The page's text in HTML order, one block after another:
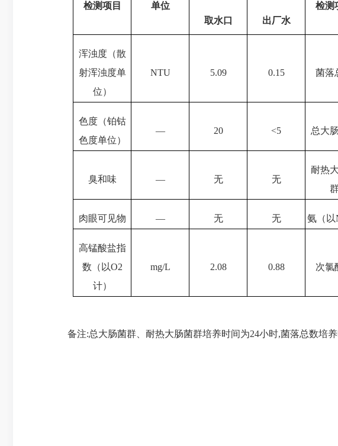
检测项目 单位
检测
取水口 出厂水
浑浊度（散
射浑浊度单
位）
NTU 5.09 0.15 菌落
色度（铂钴
色度单位）
— 20 <5 总大
臭和味 — 无 无
耐热
肉眼可见物 — 无 无 氨（以
高锰酸盐指
数（以O2
计）
mg/L 2.08 0.88 次氯
备注:总大肠菌群、耐热大肠菌群培养时间为24小时,菌落总数培